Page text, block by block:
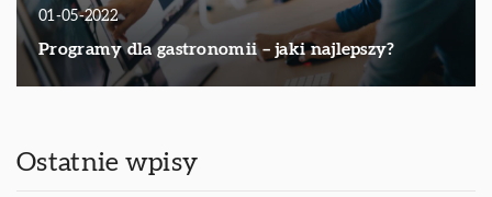
01-05-2022
Programy dla gastronomii – jaki najlepszy?
Ostatnie wpisy